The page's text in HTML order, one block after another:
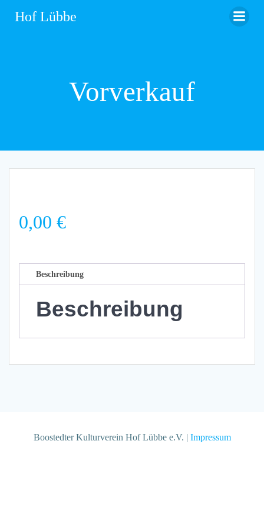
InhaltHof Lübbe
Vorverkauf
0,00 €
Beschreibung
Beschreibung
Boostedter Kulturverein Hof Lübbe e.V. | Impressum